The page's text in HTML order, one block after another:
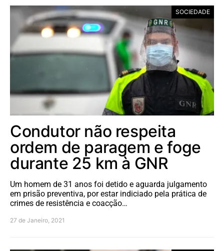
SOCIEDADE
Condutor não respeita
ordem de paragem e foge
durante 25 km à GNR
Um homem de 31 anos foi detido e aguarda julgamento
em prisão preventiva, por estar indiciado pela prática de
crimes de resistência e coacção…
27 de Janeiro, 2021